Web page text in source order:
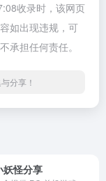
收录时，该网页
如出现违规，可
承担任何责任。
分享！
妖怪分享